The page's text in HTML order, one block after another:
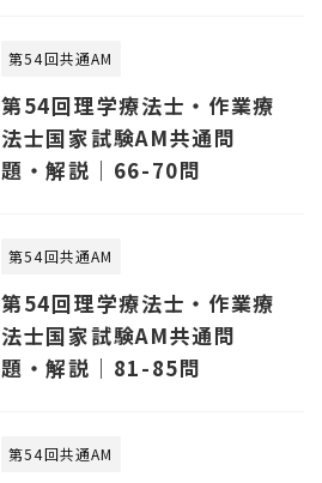
第54回共通AM
第54回理学療法士・作業療
法士国家試験AM共通問
題・解説｜66-70問
第54回共通AM
第54回理学療法士・作業療
法士国家試験AM共通問
題・解説｜81-85問
第54回共通AM